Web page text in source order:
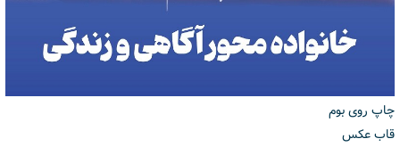
چاپ روی بوم
قاب عکس